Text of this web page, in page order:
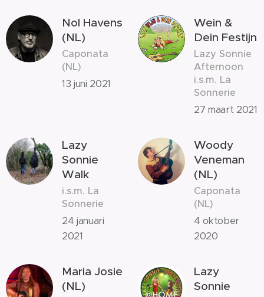
Nol Havens
(NL)
Caponata
(NL)
13 juni 2021
Wein &
Dein Festijn
Lazy Sonnie
Afternoon
i.s.m. La
Sonnerie
27 maart 2021
Lazy
Sonnie
Walk
i.s.m. La
Sonnerie
24 januari
2021
Woody
Veneman
(NL)
Caponata
(NL)
4 oktober
2020
Maria Josie
(NL)
Lazy
Sonnie